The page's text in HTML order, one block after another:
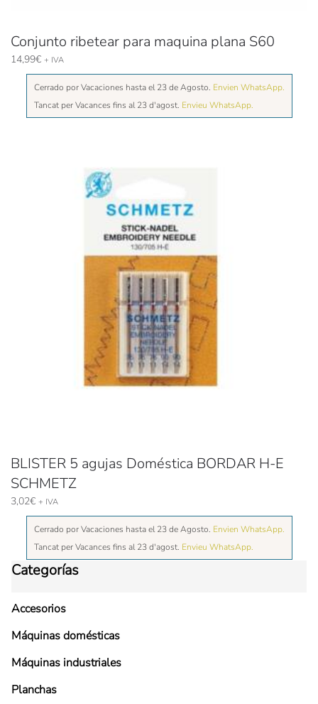
Conjunto ribetear para maquina plana S60
14,99€ + IVA
Cerrado por Vacaciones hasta el 23 de Agosto. Envien WhatsApp.
Tancat per Vacances fins al 23 d'agost. Envieu WhatsApp.
BLISTER 5 agujas Doméstica BORDAR H-E
SCHMETZ
3,02€ + IVA
Cerrado por Vacaciones hasta el 23 de Agosto. Envien WhatsApp.
Tancat per Vacances fins al 23 d'agost. Envieu WhatsApp.
Categorías
Accesorios
Máquinas domésticas
Máquinas industriales
Planchas